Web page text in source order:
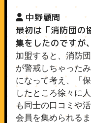
中野顧問
最初は「消防団の
集をしたのですが
加盟すると、消防
が警戒しちゃった
になって考え、「
したところ徐々に
も同士の口コミや
会員を集められる